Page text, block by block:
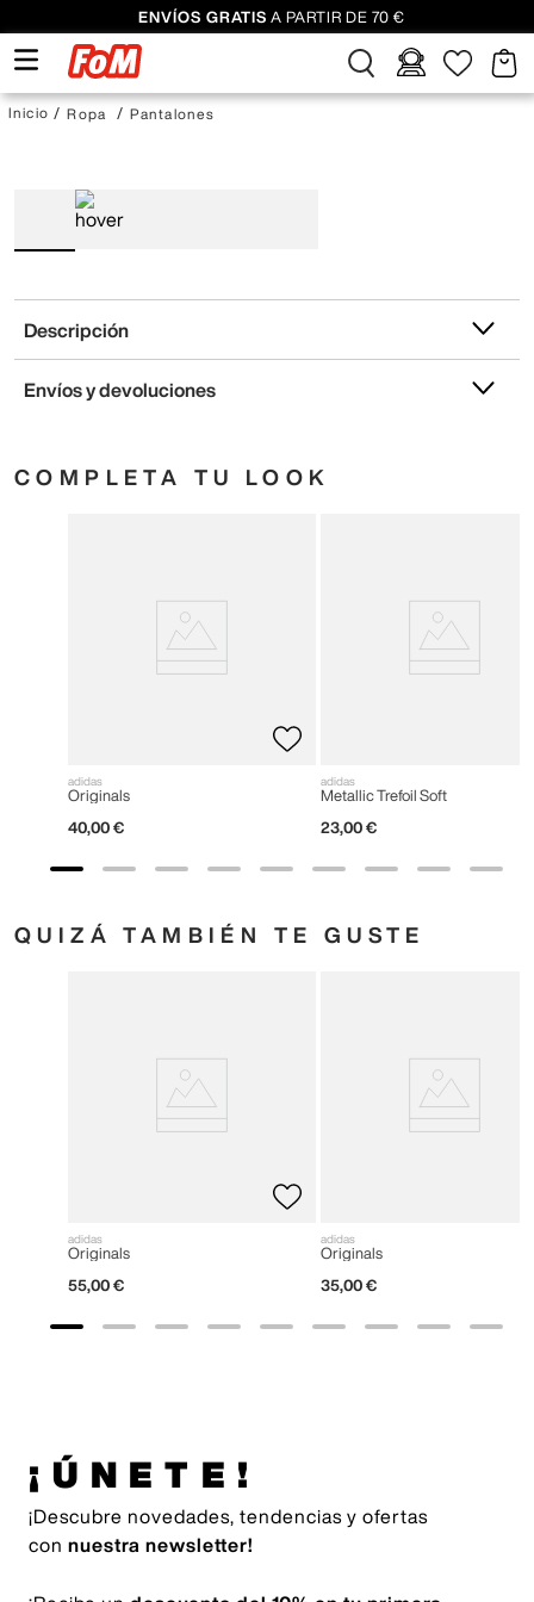
ENVÍOS GRATIS A PARTIR DE 70 €
Ropa Pantalones
Descripción
Envíos y devoluciones
COMPLETA TU LOOK
adidas
Originals
40,00 €
adidas
Metallic Trefoil Soft
23,00 €
QUIZÁ TAMBIÉN TE GUSTE
adidas
Originals
55,00 €
adidas
Originals
35,00 €
¡ÚNETE!
¡Descubre novedades, tendencias y ofertas
con nuestra newsletter!